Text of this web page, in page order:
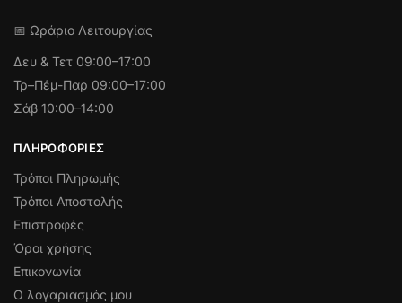
📅 Ωράριο Λειτουργίας
Δευ & Τετ 09:00–17:00
Τρ–Πέμ-Παρ 09:00–17:00
Σάβ 10:00–14:00
ΠΛΗΡΟΦΟΡΊΕΣ
Τρόποι Πληρωμής
Τρόποι Αποστολής
Επιστροφές
Όροι χρήσης
Επικονωνία
Ο λογαριασμός μου